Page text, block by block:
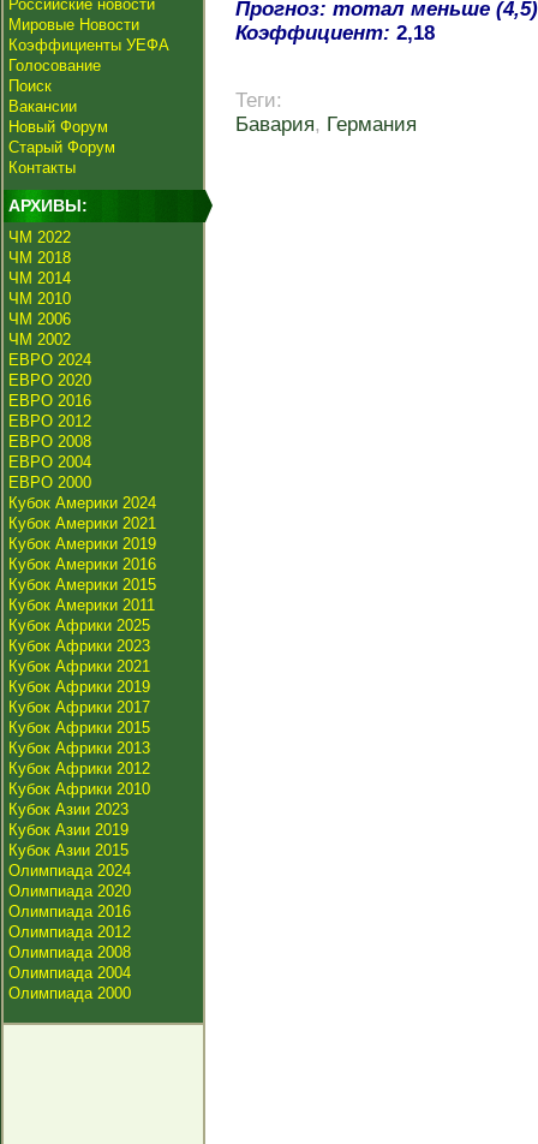
Российские новости
Мировые Новости
Коэффициенты УЕФА
Голосование
Поиск
Вакансии
Новый Форум
Старый Форум
Контакты
АРХИВЫ:
ЧМ 2022
ЧМ 2018
ЧМ 2014
ЧМ 2010
ЧМ 2006
ЧМ 2002
ЕВРО 2024
ЕВРО 2020
ЕВРО 2016
ЕВРО 2012
ЕВРО 2008
ЕВРО 2004
ЕВРО 2000
Кубок Америки 2024
Кубок Америки 2021
Кубок Америки 2019
Кубок Америки 2016
Кубок Америки 2015
Кубок Америки 2011
Кубок Африки 2025
Кубок Африки 2023
Кубок Африки 2021
Кубок Африки 2019
Кубок Африки 2017
Кубок Африки 2015
Кубок Африки 2013
Кубок Африки 2012
Кубок Африки 2010
Кубок Азии 2023
Кубок Азии 2019
Кубок Азии 2015
Олимпиада 2024
Олимпиада 2020
Олимпиада 2016
Олимпиада 2012
Олимпиада 2008
Олимпиада 2004
Олимпиада 2000
Прогноз: тотал меньше (4,5)
Коэффициент: 2,18
Теги:
Бавария, Германия